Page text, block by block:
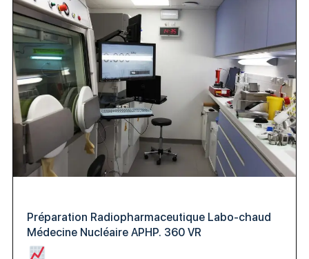
Préparation Radiopharmaceutique Labo-chaud
Médecine Nucléaire APHP. 360 VR